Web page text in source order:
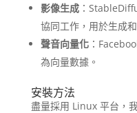
影像生成：
協同工作，用於生成
聲音向量化：
為向量數據。
安裝方法
盡量採用 Linux 平台，